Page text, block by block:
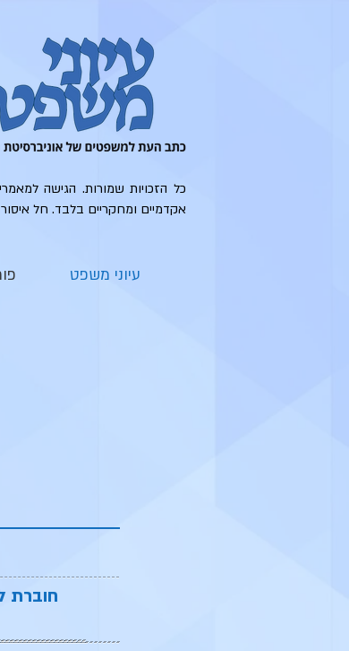
כל הזכויות שמורות. הגישה
אקדמיים ומחקריים בלבד. חל
עיוני משפט
חוברת לציון 30 שנים לצאת הספר ״ירידת הפורמליזם